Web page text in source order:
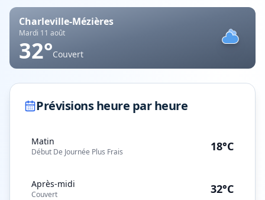
Charleville-Mézières
Mardi 11 août
32°Couvert
Prévisions heure par heure
Matin
Début De Journée Plus Frais 18°C
Après-midi
Couvert 32°C